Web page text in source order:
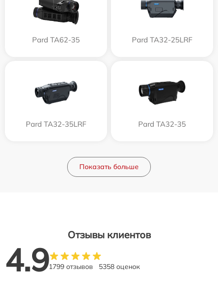
Pard TA62-35 Pard TA32-25LRF
Pard TA32-35LRF Pard TA32-35
Показать больше
Отзывы клиентов
4.91799 отзывов 5358 оценок